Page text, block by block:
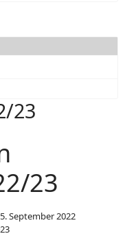
23
23
September 2022